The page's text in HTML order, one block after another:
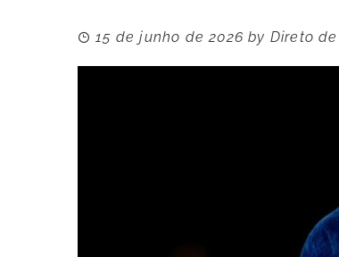
15 de junho de 2026 by Direto de